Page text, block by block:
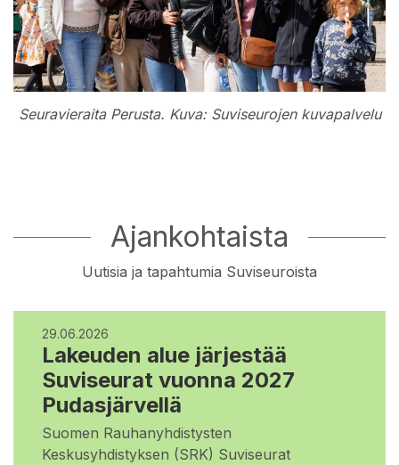
Seuravieraita Perusta. Kuva: Suviseurojen kuvapalvelu
Ajankohtaista
Uutisia ja tapahtumia Suviseuroista
29.06.2026
Lakeuden alue järjestää
Suviseurat vuonna 2027
Pudasjärvellä
Suomen Rauhanyhdistysten
Keskusyhdistyksen (SRK) Suviseurat